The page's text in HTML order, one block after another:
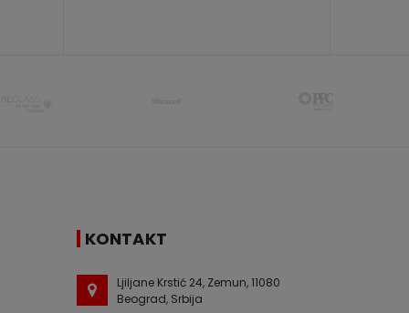
KONTAKT
Ljiljane Krstić 24, Zemun, 11080
Beograd, Srbija